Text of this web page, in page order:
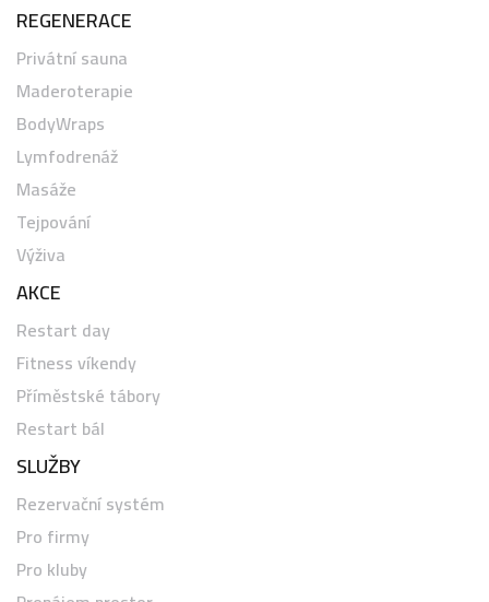
REGENERACE
Privátní sauna
Maderoterapie
BodyWraps
Lymfodrenáž
Masáže
Tejpování
Výživa
AKCE
Restart day
Fitness víkendy
Příměstské tábory
Restart bál
SLUŽBY
Rezervační systém
Pro firmy
Pro kluby